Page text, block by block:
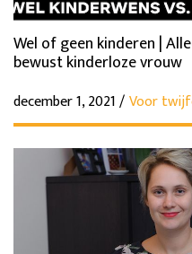
Wel of geen kinderen |
bewust kinderloze vrouw
december 1, 2021 /Voor